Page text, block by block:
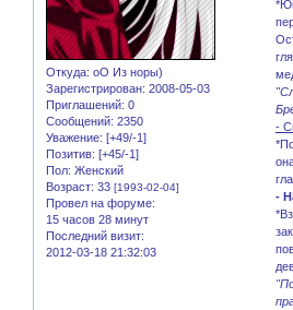
Откуда: оО Из норы)
Зарегистрирован: 2008-05-03
Приглашений: 0
Сообщений: 2350
Уважение: [+49/-1]
Позитив: [+45/-1]
Пол: Женский
Возраст: 33 [1993-02-04]
Провел на форуме:
15 часов 28 минут
Последний визит:
2012-03-18 21:32:03
-
-